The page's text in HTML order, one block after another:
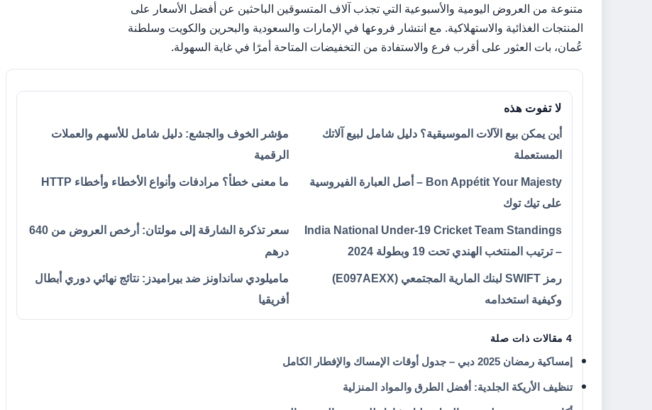
متنوعة من العروض اليومية والأسبوعية التي تجذب آلاف المتسوقين الباحثين عن أفضل الأسعار على
المنتجات الغذائية والاستهلاكية. مع انتشار فروعها في الإمارات والسعودية والبحرين والكويت وسلطنة
عُمان، بات العثور على أقرب فرع والاستفادة من التخفيضات المتاحة أمرًا في غاية السهولة.
لا تفوت هذه
أين يمكن بيع الآلات الموسيقية؟ دليل شامل لبيع آلاتك
المستعملة
مؤشر الخوف والجشع: دليل شامل للأسهم والعملات
الرقمية
Bon Appétit Your Majesty – أصل العبارة الفيروسية
على تيك توك
ما معنى خطأ؟ مرادفات وأنواع الأخطاء وأخطاء HTTP
India National Under-19 Cricket Team Standings
– ترتيب المنتخب الهندي تحت 19 وبطولة 2024
سعر تذكرة الشارقة إلى مولتان: أرخص العروض من 640
درهم
رمز SWIFT لبنك المارية المجتمعي (E097AEXX)
وكيفية استخدامه
ماميلودي سانداونز ضد بيراميدز: نتائج نهائي دوري أبطال
أفريقيا
4 مقالات ذات صلة
إمساكية رمضان 2025 دبي – جدول أوقات الإمساك والإفطار الكامل
تنظيف الأريكة الجلدية: أفضل الطرق والمواد المنزلية